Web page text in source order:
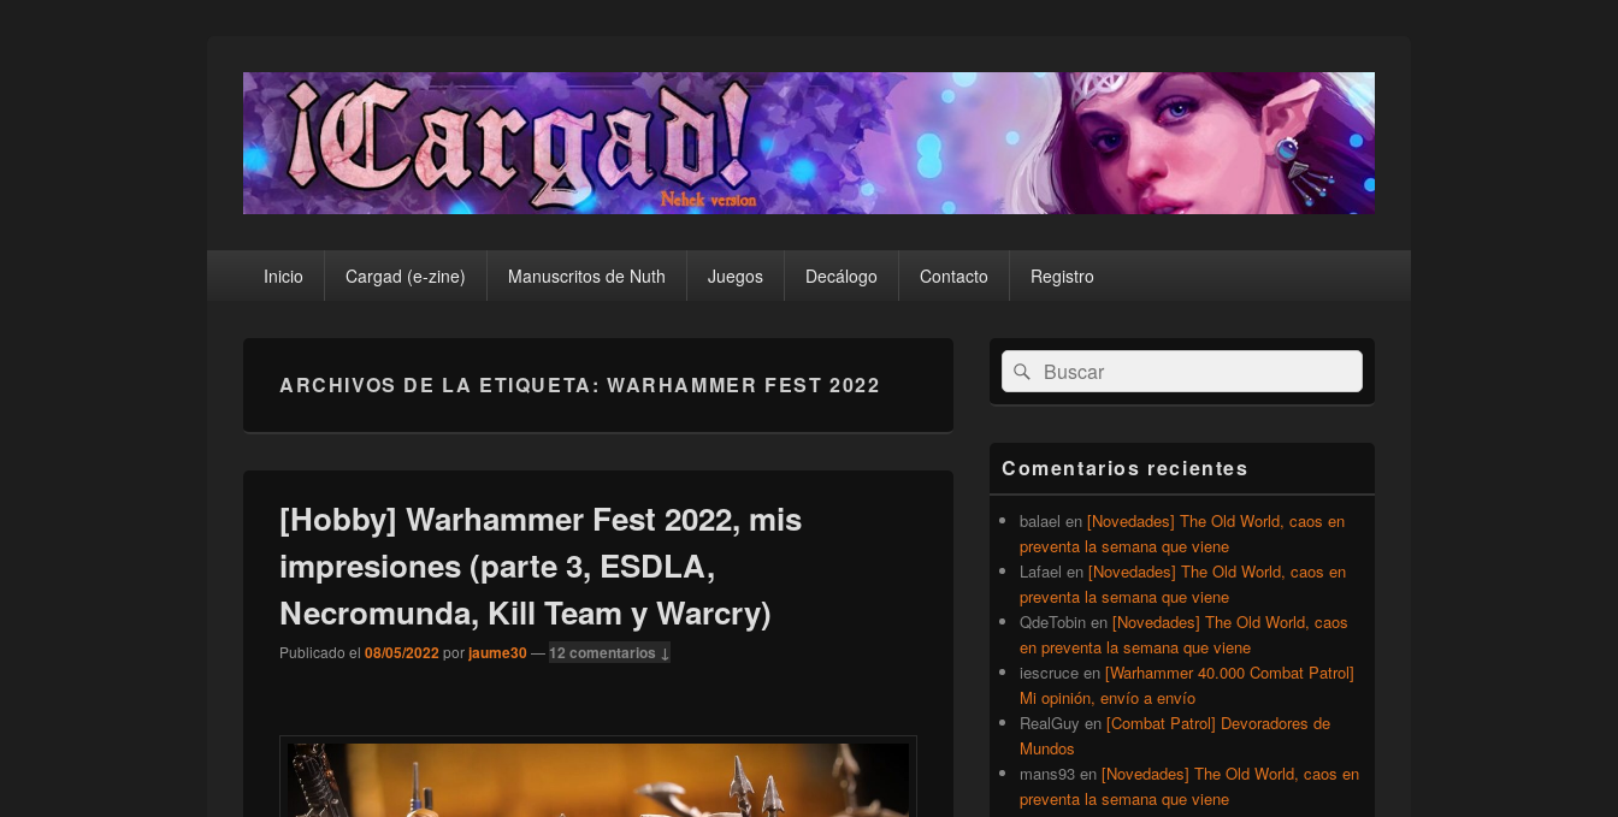
¡Cargad!
principalInicio Cargad (e-zine) Manuscritos de Nuth Juegos Decálogo Contacto Registro
ARCHIVOS DE LA ETIQUETA:WARHAMMER FEST 2022
[Hobby] Warhammer Fest 2022, mis
impresiones (parte 3, ESDLA,
Necromunda, Kill Team y Warcry)
Publicado el 08/05/2022porjaume30— 12 comentarios ↓
El
área
de
lateral
primaria
Buscar
por:
Buscar
Comentarios recientes
balael en [Novedades] The Old World, caos en
preventa la semana que viene
Lafael en [Novedades] The Old World, caos en
preventa la semana que viene
QdeTobin en [Novedades] The Old World, caos
en preventa la semana que viene
iescruce en [Warhammer 40.000 Combat Patrol]
Mi opinión, envío a envío
RealGuy en [Combat Patrol] Devoradores de
Mundos
mans93 en [Novedades] The Old World, caos en
preventa la semana que viene